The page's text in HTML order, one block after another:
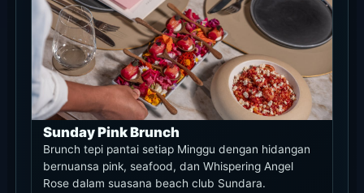
akses pool, tetap konfirmasi syaratnya lewat
reservasi atau kontak resmi.
Form reservasi resmi
Rekomendasi
★★★★★
Syarat penggunaan
Mulai dari sini untuk dining reguler, Sunday